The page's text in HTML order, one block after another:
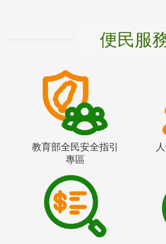
便民服
教育部全民安全指引
專區